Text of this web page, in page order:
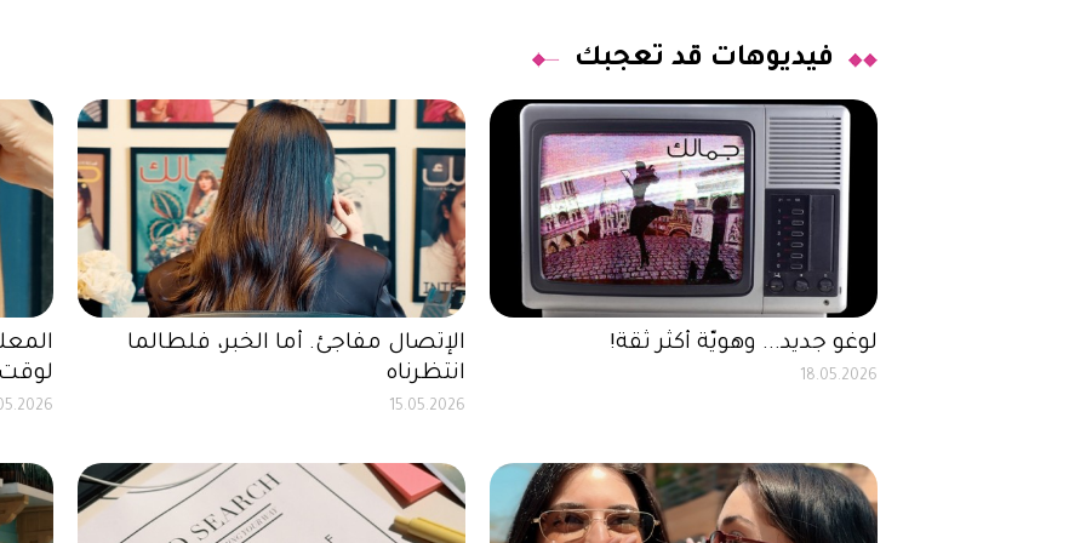
فيديوهات قد تعجبك
لوغو جديد... وهويّة أكثر ثقة!
18.05.2026
الإتصال مفاجئ. أما الخبر، فلطالما
انتظرناه
15.05.2026